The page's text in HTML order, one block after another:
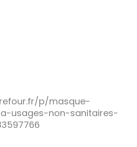
p/masque-
usages-non-sanitaires-